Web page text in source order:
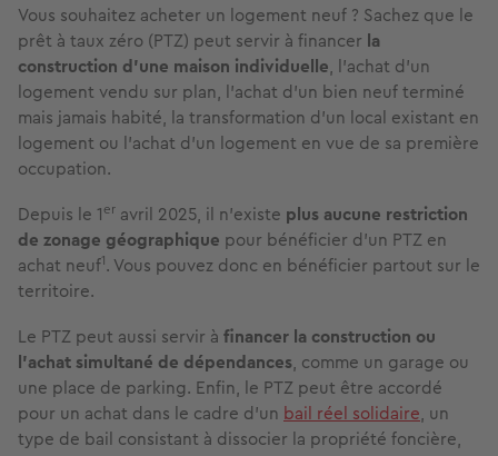
Vous souhaitez acheter un logement neuf ? Sachez que le
prêt à taux zéro (PTZ) peut servir à financer la
construction d'une maison individuelle, l’achat d’un
logement vendu sur plan, l'achat d'un bien neuf terminé
mais jamais habité, la transformation d’un local existant en
logement ou l'achat d'un logement en vue de sa première
occupation.
Depuis le 1er avril 2025, il n’existe plus aucune restriction
de zonage géographique pour bénéficier d’un PTZ en
achat neuf1. Vous pouvez donc en bénéficier partout sur le
territoire.
Le PTZ peut aussi servir à financer la construction ou
l'achat simultané de dépendances, comme un garage ou
une place de parking. Enfin, le PTZ peut être accordé
pour un achat dans le cadre d'un bail réel solidaire, un
type de bail consistant à dissocier la propriété foncière,